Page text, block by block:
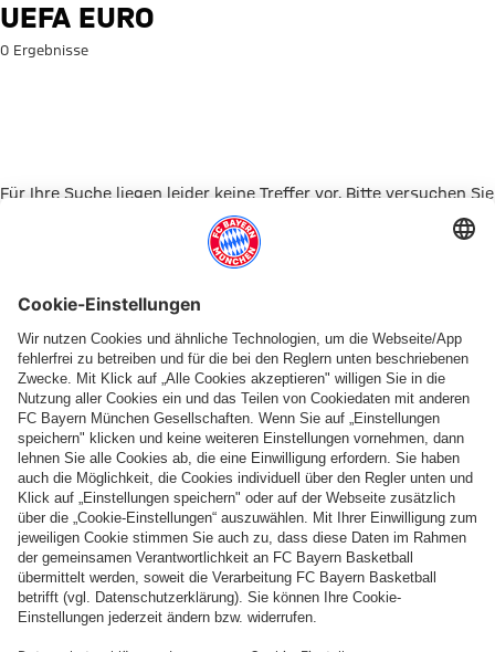
Suche: UEFA Euro
UEFA EURO
0 Ergebnisse
Für Ihre Suche liegen leider keine Treffer vor. Bitte versuchen Sie
Zur Startseite
Basketball Frauen Handball Schach Schiedsrichter
Seniorenfußball
Tischtennis